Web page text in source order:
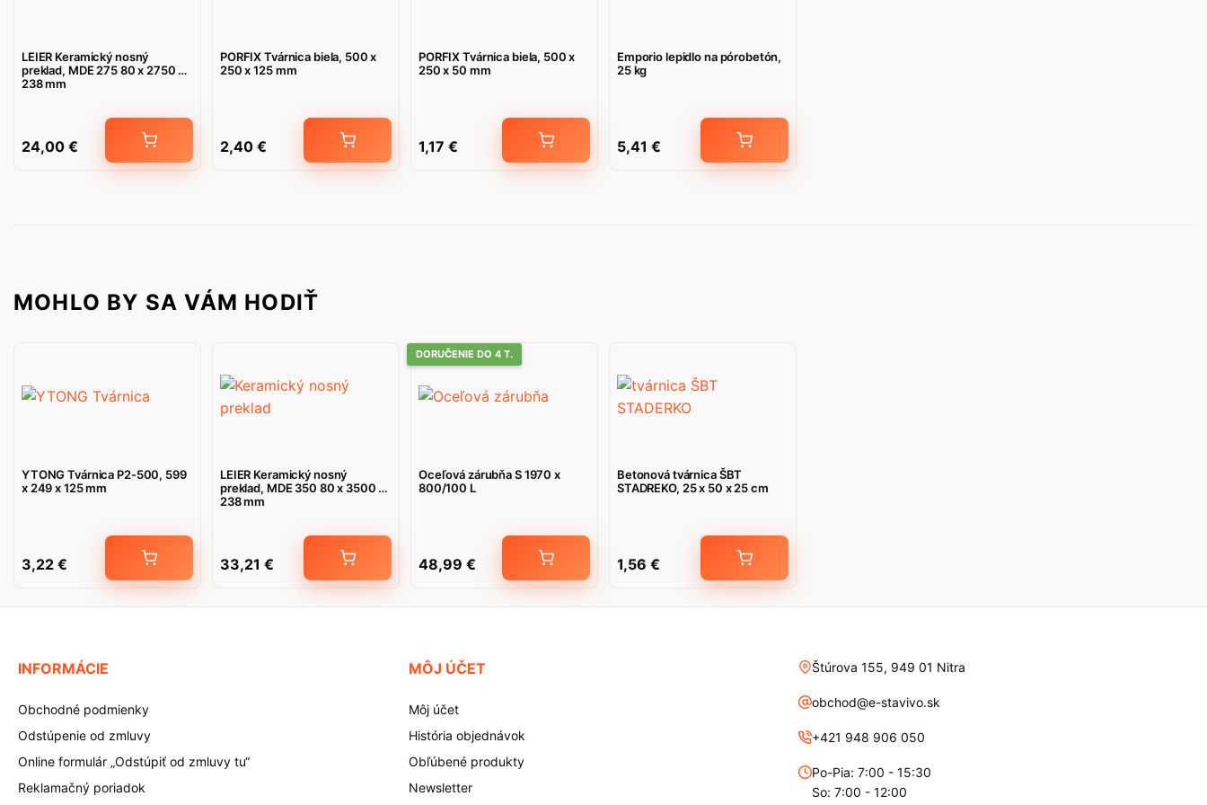
LEIER Keramický nosný
preklad, MDE 275 80 x 2750 x
238 mm
24,00 €
PORFIX Tvárnica biela, 500 x
250 x 125 mm
2,40 €
PORFIX Tvárnica biela, 500 x
250 x 50 mm
1,17 €
Emporio lepidlo na pórobetón,
25 kg
5,41 €
MOHLO BY SA VÁM HODIŤ
YTONG Tvárnica P2-500, 599
x 249 x 125 mm
3,22 €
LEIER Keramický nosný
preklad, MDE 350 80 x 3500 x
238 mm
33,21 €
DORUČENIE DO 4 T.
Oceľová zárubňa S 1970 x
800/100 L
48,99 €
Betonová tvárnica ŠBT
STADREKO, 25 x 50 x 25 cm
1,56 €
INFORMÁCIE
Obchodné podmienky
Odstúpenie od zmluvy
Online formulár „Odstúpiť od zmluvy tu“
Reklamačný poriadok
MÔJ ÚČET
Môj účet
História objednávok
Obľúbené produkty
Newsletter
Štúrova 155, 949 01 Nitra
obchod@e-stavivo.sk
+421 948 906 050
Po-Pia: 7:00 - 15:30
So: 7:00 - 12:00